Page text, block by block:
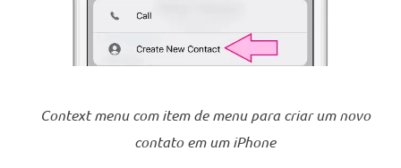
Context menu com item de menu para criar um novo
contato em um iPhone